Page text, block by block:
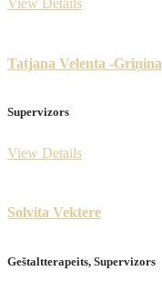
View Details
Tatjana Velenta -Griņina
Supervizors
View Details
Solvita Vektere
​Geštaltterapeits, Supervizors